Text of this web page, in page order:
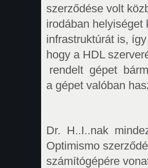
szerződése volt
irodában helyiséget
infrastruktúrát is,
hogy a HDL
rendelt gépet
a gépet valóban
Dr. H..I..nak
Optimismo
számítógépére